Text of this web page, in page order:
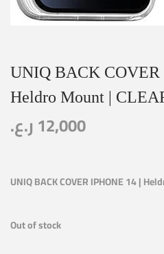
UNIQ BACK COVER
Heldro Mount |
12,000 ر.ع.
UNIQ BACK COVER IPHONE 14 |
Out of stock